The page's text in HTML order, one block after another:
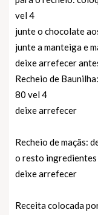
vel 4
junte o chocolate
junte a manteiga e
deixe arrefecer
Recheio de
80 vel 4
deixe arrefecer
Recheio de maçãs:
o resto ingredientes
deixe arrefecer
Receita colocada